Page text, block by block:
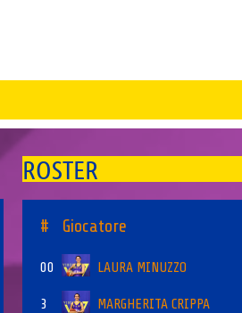
ROSTER
# Giocatore
00 LAURA MINUZZO
3 MARGHERITA CRIPPA